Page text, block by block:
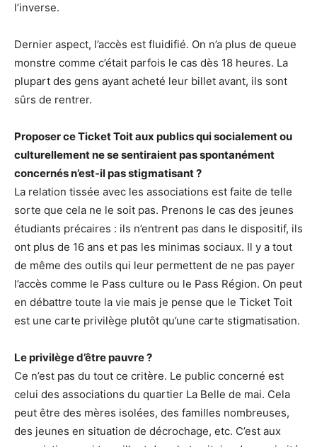
l’inverse.
Dernier aspect, l’accès est fluidifié. On n’a plus de queue
monstre comme c’était parfois le cas dès 18 heures. La
plupart des gens ayant acheté leur billet avant, ils sont
sûrs de rentrer.
Proposer ce Ticket Toit aux publics qui socialement ou
culturellement ne se sentiraient pas spontanément
concernés n’est-il pas stigmatisant ?
La relation tissée avec les associations est faite de telle
sorte que cela ne le soit pas. Prenons le cas des jeunes
étudiants précaires : ils n’entrent pas dans le dispositif, ils
ont plus de 16 ans et pas les minimas sociaux. Il y a tout
de même des outils qui leur permettent de ne pas payer
l’accès comme le Pass culture ou le Pass Région. On peut
en débattre toute la vie mais je pense que le Ticket Toit
est une carte privilège plutôt qu’une carte stigmatisation.
Le privilège d’être pauvre ?
Ce n’est pas du tout ce critère. Le public concerné est
celui des associations du quartier La Belle de mai. Cela
peut être des mères isolées, des familles nombreuses,
des jeunes en situation de décrochage, etc. C’est aux